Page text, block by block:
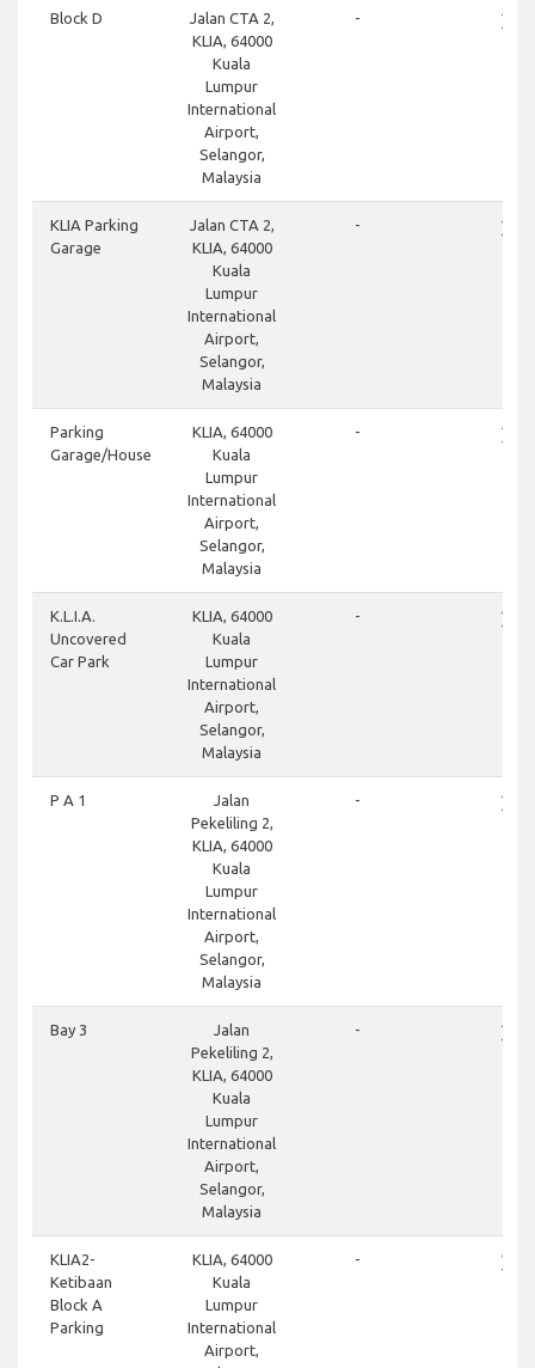
Block D
Jalan CTA 2,
KLIA, 64000
Kuala
Lumpur
International
Airport,
Selangor,
Malaysia
- close
KLIA Parking
Garage
Jalan CTA 2,
KLIA, 64000
Kuala
Lumpur
International
Airport,
Selangor,
Malaysia
- close
Parking
Garage/House
KLIA, 64000
Kuala
Lumpur
International
Airport,
Selangor,
Malaysia
- close
K.L.I.A.
Uncovered
Car Park
KLIA, 64000
Kuala
Lumpur
International
Airport,
Selangor,
Malaysia
- close
P A 1
Jalan
Pekeliling 2,
KLIA, 64000
Kuala
Lumpur
International
Airport,
Selangor,
Malaysia
- close
Bay 3
Jalan
Pekeliling 2,
KLIA, 64000
Kuala
Lumpur
International
Airport,
Selangor,
Malaysia
- close
KLIA2-
Ketibaan
Block A
Parking
KLIA, 64000
Kuala
Lumpur
International
Airport,
- close